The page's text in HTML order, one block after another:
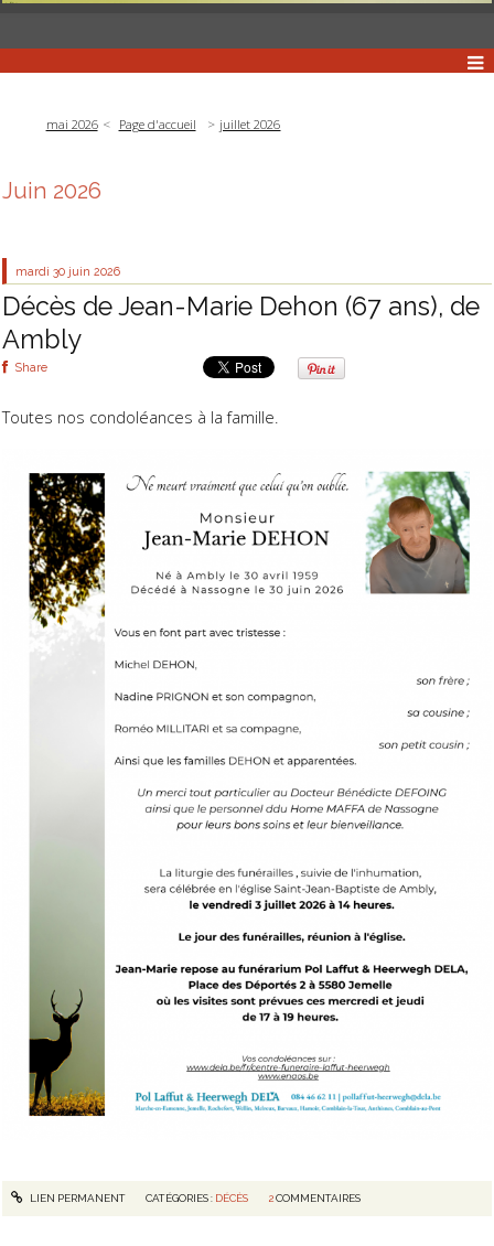
mai 2026 Page d'accueil juillet 2026
Juin 2026
mardi 30 juin 2026
Décès de Jean-Marie Dehon (67 ans), de
Ambly
Share
Toutes nos condoléances à la famille.
LIEN PERMANENT CATÉGORIES : DÉCÈS 2COMMENTAIRES